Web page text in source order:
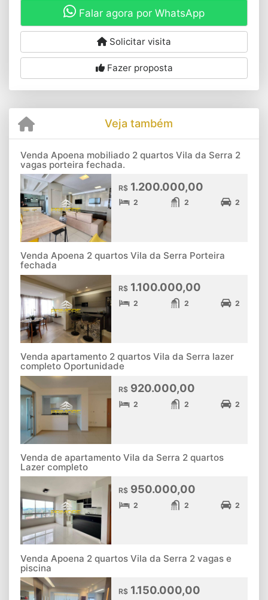
Falar agora por WhatsApp
Solicitar visita
Fazer proposta
Veja também
Venda Apoena mobiliado 2 quartos Vila da Serra 2
vagas porteira fechada.
R$ 1.200.000,00
2 2 2
Venda Apoena 2 quartos Vila da Serra Porteira
fechada
R$ 1.100.000,00
2 2 2
Venda apartamento 2 quartos Vila da Serra lazer
completo Oportunidade
R$ 920.000,00
2 2 2
Venda de apartamento Vila da Serra 2 quartos
Lazer completo
R$ 950.000,00
2 2 2
Venda Apoena 2 quartos Vila da Serra 2 vagas e
piscina
R$ 1.150.000,00